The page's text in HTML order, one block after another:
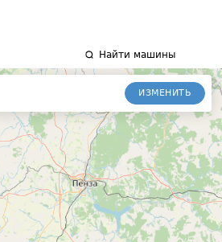
Найти машины
ИЗМЕНИТЬ